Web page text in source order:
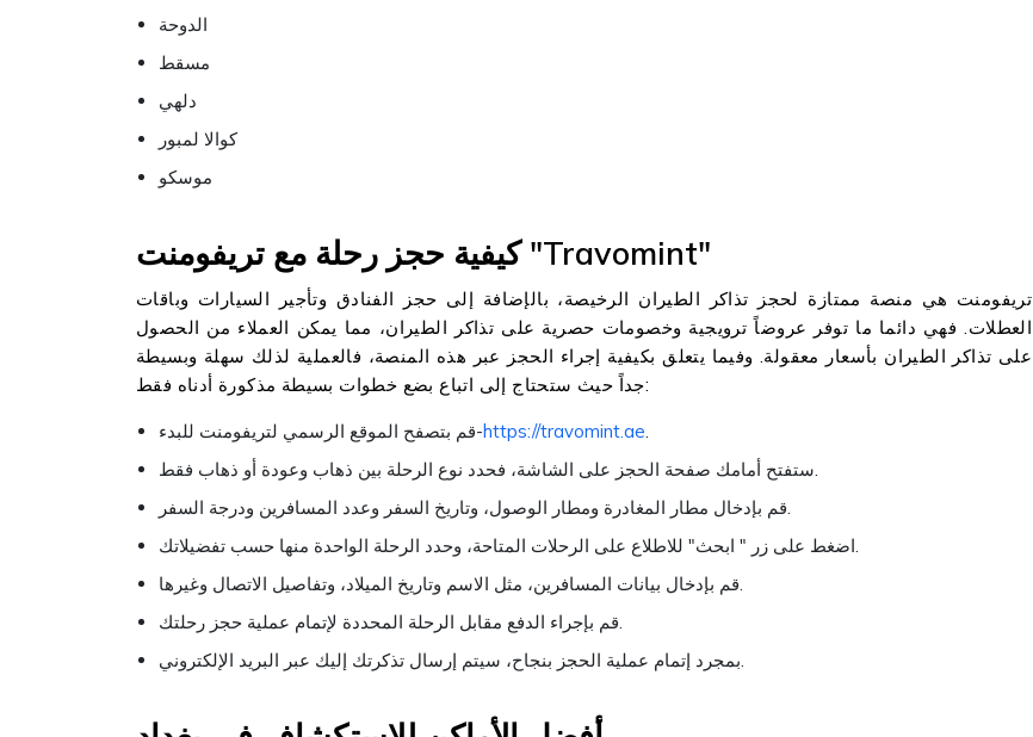
مسقط
دلهي
كوالا لمبور
موسكو
كيفية حجز رحلة مع تريفومنت "Travomint"
تريفومنت هي منصة ممتازة لحجز تذاكر الطيران الرخيصة، بالإضافة إلى حجز الفنادق وتأجير السيارات وباقات
العطلات. فهي دائما ما توفر عروضاً ترويجية وخصومات حصرية على تذاكر الطيران، مما يمكن العملاء من الحصول
على تذاكر الطيران بأسعار معقولة. وفيما يتعلق بكيفية إجراء الحجز عبر هذه المنصة، فالعملية لذلك سهلة وبسيطة
جداً حيث ستحتاج إلى اتباع بضع خطوات بسيطة مذكورة أدناه فقط:
قم بتصفح الموقع الرسمي لتريفومنت للبدء-https://travomint.ae.
ستفتح أمامك صفحة الحجز على الشاشة، فحدد نوع الرحلة بين ذهاب وعودة أو ذهاب فقط.
قم بإدخال مطار المغادرة ومطار الوصول، وتاريخ السفر وعدد المسافرين ودرجة السفر.
اضغط على زر " ابحث" للاطلاع على الرحلات المتاحة، وحدد الرحلة الواحدة منها حسب تفضيلاتك.
قم بإدخال بيانات المسافرين، مثل الاسم وتاريخ الميلاد، وتفاصيل الاتصال وغيرها.
قم بإجراء الدفع مقابل الرحلة المحددة لإتمام عملية حجز رحلتك.
بمجرد إتمام عملية الحجز بنجاح، سيتم إرسال تذكرتك إليك عبر البريد الإلكتروني.